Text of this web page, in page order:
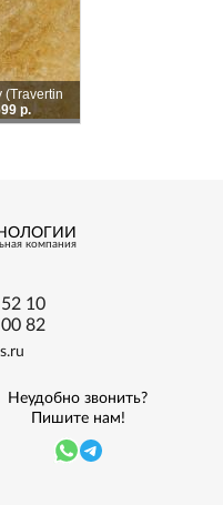
(Travertin
р.
компания
Неудобно звонить?
Пишите нам!
10
82